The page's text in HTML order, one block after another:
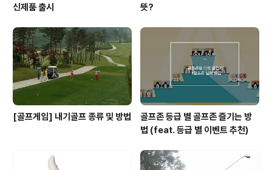
신제품 출시
뜻?
[골프게임] 내기골프 종류 및 방법
골프존 등급 별 골프존 즐기는 방
법 (feat. 등급 별 이벤트 추천)